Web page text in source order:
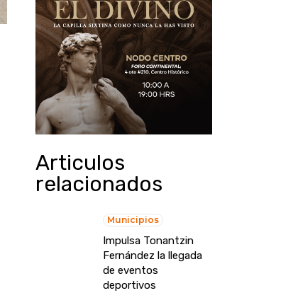
Articulos
relacionados
Municipios
Impulsa Tonantzin
Fernández la llegada
de eventos
deportivos